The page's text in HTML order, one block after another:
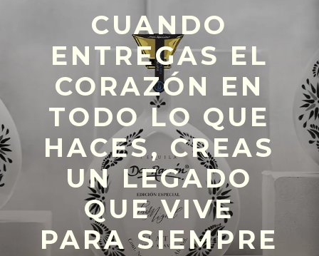
CUANDO
ENTREGAS EL
CORAZÓN EN
TODO LO QUE
HACES, CREAS
UN LEGADO
QUE VIVE
PARA SIEMPRE